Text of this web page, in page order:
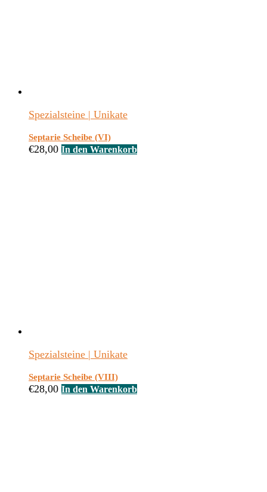
Spezialsteine | Unikate
Septarie Scheibe (VI)
€28,00 In den Warenkorb
Spezialsteine | Unikate
Septarie Scheibe (VIII)
€28,00 In den Warenkorb